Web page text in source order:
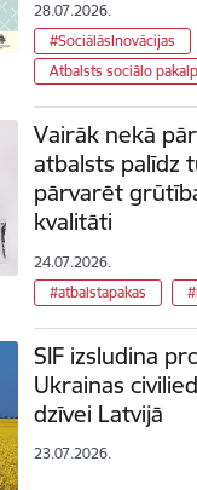
28.07.2026.
#SociālāsInovācijas
Atbalsts sociālo
Vairāk nekā
atbalsts palīdz
pārvarēt
kvalitāti
24.07.2026.
#atbalstapakas
SIF izsludina
Ukrainas
dzīvei Latvijā
23.07.2026.